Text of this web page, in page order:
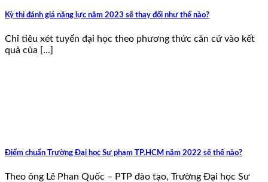
Kỳ thi đánh giá năng lực năm 2023 sẽ thay đổi như thế nào?
Chỉ tiêu xét tuyển đại học theo phương thức căn cứ vào kết
quả của [...]
Điểm chuẩn Trường Đại học Sư phạm TP.HCM năm 2022 sẽ thế nào?
Theo ông Lê Phan Quốc – PTP đào tạo, Trường Đại học Sư